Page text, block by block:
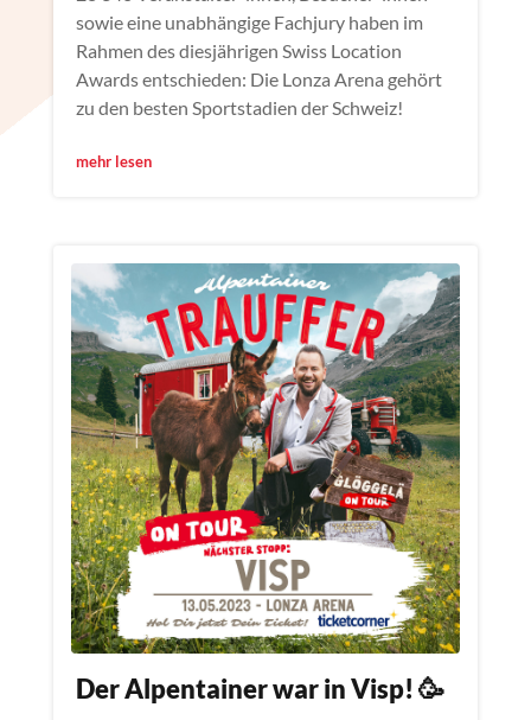
sowie eine unabhängige Fachjury haben im
Rahmen des diesjährigen Swiss Location
Awards entschieden: Die Lonza Arena gehört
zu den besten Sportstadien der Schweiz!
mehr lesen
Der Alpentainer war in Visp! 🥳